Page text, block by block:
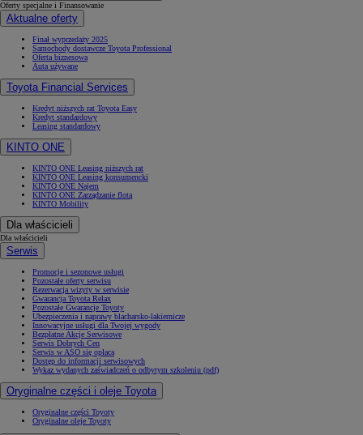
Oferty specjalne i Finansowanie
Aktualne oferty
Finał wyprzedaży 2025
Samochody dostawcze Toyota Professional
Oferta biznesowa
Auta używane
Toyota Financial Services
Kredyt niższych rat Toyota Easy
Kredyt standardowy
Leasing standardowy
KINTO ONE
KINTO ONE Leasing niższych rat
KINTO ONE Leasing konsumencki
KINTO ONE Najem
KINTO ONE Zarządzanie flotą
KINTO Mobility
Dla właścicieli
Dla właścicieli
Serwis
Promocje i sezonowe usługi
Pozostałe oferty serwisu
Rezerwacja wizyty w serwisie
Gwarancja Toyota Relax
Pozostałe Gwarancje Toyoty
Ubezpieczenia i naprawy blacharsko-lakiernicze
Innowacyjne usługi dla Twojej wygody
Bezpłatne Akcje Serwisowe
Serwis Dobrych Cen
Serwis w ASO się opłaca
Dostęp do informacji serwisowych
Wykaz wydanych zaświadczeń o odbytym szkoleniu (pdf)
Oryginalne części i oleje Toyota
Oryginalne części Toyoty
Oryginalne oleje Toyoty